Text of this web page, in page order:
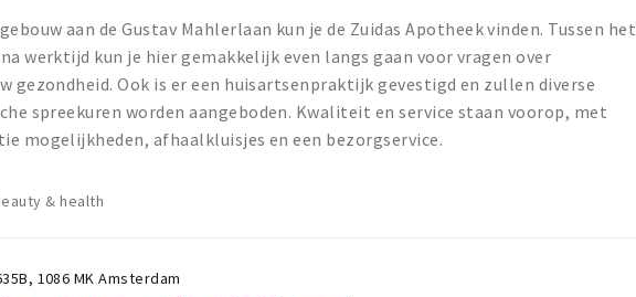
aan de Gustav Mahlerlaan kun je de Zuidas Apotheek vinden. Tussen het
werktijd kun je hier gemakkelijk even langs gaan voor vragen over
gezondheid. Ook is er een huisartsenpraktijk gevestigd en zullen diverse
spreekuren worden aangeboden. Kwaliteit en service staan voorop, met
mogelijkheden, afhaalkluisjes en een bezorgservice.
& health
, 1086 MK Amsterdam